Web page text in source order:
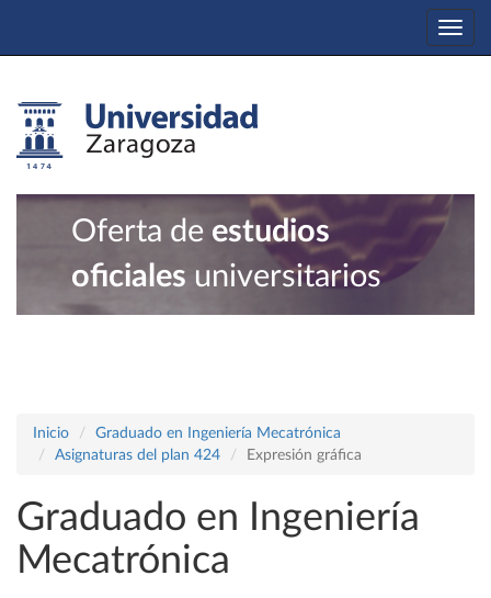
Oferta de estudios
oficiales universitarios
Inicio
Graduado en Ingeniería Mecatrónica
Asignaturas del plan 424
Expresión gráfica
Graduado en Ingeniería
Mecatrónica